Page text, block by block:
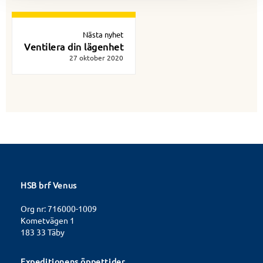
Nästa nyhet
Ventilera din lägenhet
27 oktober 2020
HSB brf Venus
Org nr: 716000-1009
Kometvägen 1
183 33 Täby